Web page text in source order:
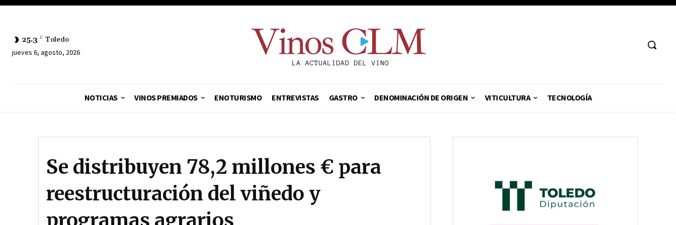
25.3 C Toledo
jueves 6, agosto, 2026
NOTICIAS VINOS PREMIADOS ENOTURISMO ENTREVISTAS GASTRO DENOMINACIÓN DE ORIGEN VITICULTURA TECNOLOGÍA
Se distribuyen 78,2 millones € para
reestructuración del viñedo y
programas agrarios